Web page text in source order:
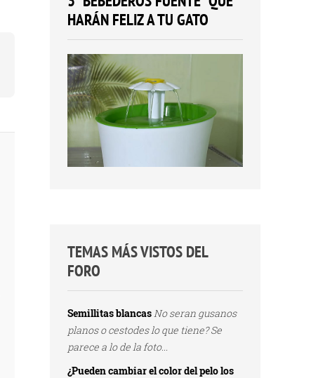
HARÁN FELIZ A TU GATO
TEMAS MÁS VISTOS DEL
FORO
Semillitas blancasNo seran gusanos
planos o cestodes lo que tiene? Se
parece a lo de la foto...
¿Pueden cambiar el color del pelo los